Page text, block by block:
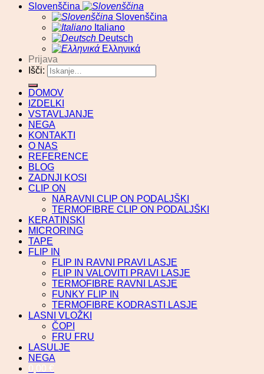
Slovenščina
Slovenščina
Italiano
Deutsch
Ελληνικά
Prijava
Išči:
DOMOV
IZDELKI
VSTAVLJANJE
NEGA
KONTAKTI
O NAS
REFERENCE
BLOG
ZADNJI KOSI
CLIP ON
NARAVNI CLIP ON PODALJŠKI
TERMOFIBRE CLIP ON PODALJŠKI
KERATINSKI
MICRORING
TAPE
FLIP IN
FLIP IN RAVNI PRAVI LASJE
FLIP IN VALOVITI PRAVI LASJE
TERMOFIBRE RAVNI LASJE
FUNKY FLIP IN
TERMOFIBRE KODRASTI LASJE
LASNI VLOŽKI
ČOPI
FRU FRU
LASULJE
NEGA
0,00 €